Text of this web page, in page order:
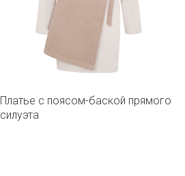
Платье с поясом-баской прямого
силуэта